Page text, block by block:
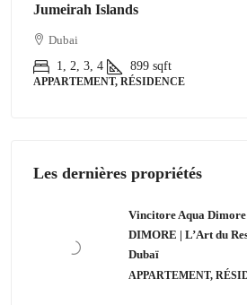
Jumeirah Islands
Dubai
1, 2, 3, 4
899 sqft
APPARTEMENT, RÉSIDENCE
Les dernières propriétés
Vincitore Aqua
DIMORE | L’Art du
Dubaï
APPARTEMENT,